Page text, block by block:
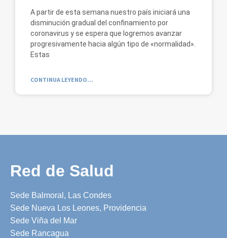
A partir de esta semana nuestro país iniciará una
disminución gradual del confinamiento por
coronavirus y se espera que logremos avanzar
progresivamente hacia algún tipo de «normalidad».
Estas
CONTINUA LEYENDO...
Red de Salud
Sede Balmoral, Las Condes
Sede Nueva Los Leones, Providencia
Sede Viña del Mar
Sede Rancagua